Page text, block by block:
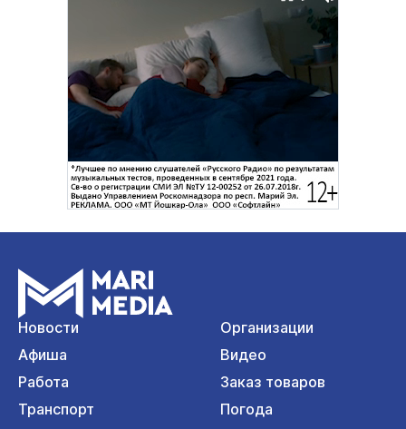
Новости
Организации
Афиша
Видео
Работа
Заказ товаров
Транспорт
Погода